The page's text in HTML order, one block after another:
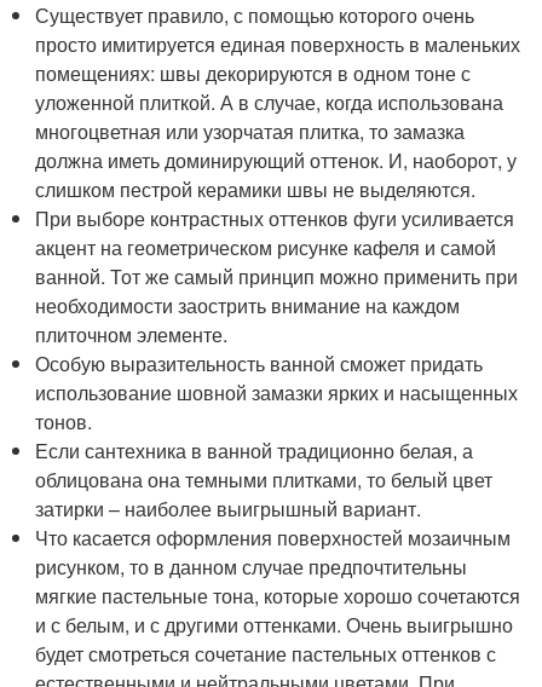
Существует правило, с помощью которого очень
просто имитируется единая поверхность в маленьких
помещениях: швы декорируются в одном тоне с
уложенной плиткой. А в случае, когда использована
многоцветная или узорчатая плитка, то замазка
должна иметь доминирующий оттенок. И, наоборот, у
слишком пестрой керамики швы не выделяются.
При выборе контрастных оттенков фуги усиливается
акцент на геометрическом рисунке кафеля и самой
ванной. Тот же самый принцип можно применить при
необходимости заострить внимание на каждом
плиточном элементе.
Особую выразительность ванной сможет придать
использование шовной замазки ярких и насыщенных
тонов.
Если сантехника в ванной традиционно белая, а
облицована она темными плитками, то белый цвет
затирки – наиболее выигрышный вариант.
Что касается оформления поверхностей мозаичным
рисунком, то в данном случае предпочтительны
мягкие пастельные тона, которые хорошо сочетаются
и с белым, и с другими оттенками. Очень выигрышно
будет смотреться сочетание пастельных оттенков с